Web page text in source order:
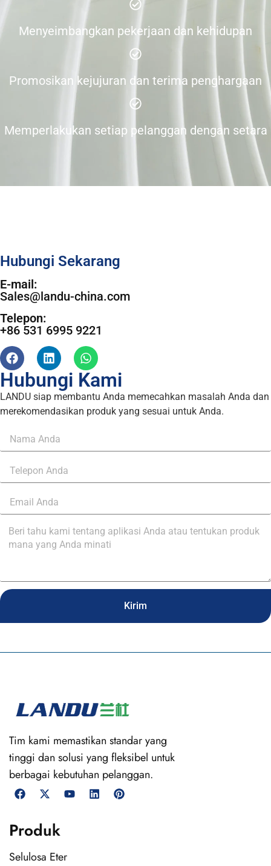
Menyeimbangkan pekerjaan dan kehidupan
Promosikan kejujuran dan terima penghargaan
Memperlakukan setiap pelanggan dengan setara
Hubungi Sekarang
E-mail:
Sales@landu-china.com
Telepon:
+86 531 6995 9221
Hubungi Kami
LANDU siap membantu Anda memecahkan masalah Anda dan
merekomendasikan produk yang sesuai untuk Anda.
Kirim
Tim kami memastikan standar yang
tinggi dan solusi yang fleksibel untuk
berbagai kebutuhan pelanggan.
Produk
Selulosa Eter